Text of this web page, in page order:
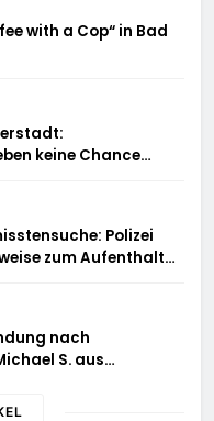
with a Cop“ in Bad
keine Chance
Polizei
zum Aufenthalt
nach
S. aus